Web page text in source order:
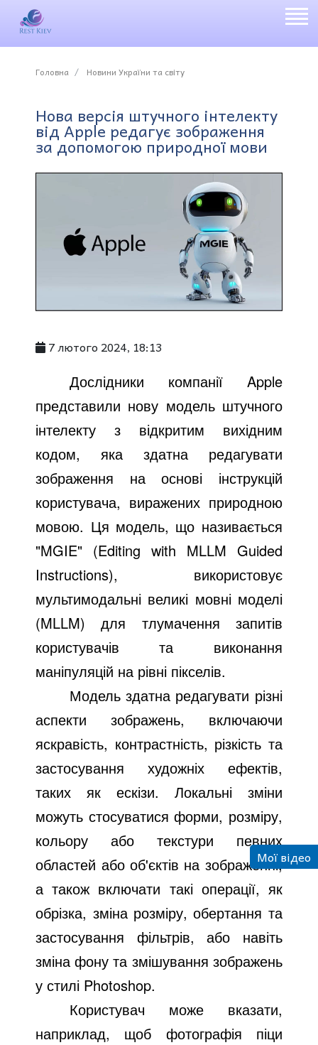
Головна Новини України та світу
Нова версія штучного інтелекту
від Apple редагує зображення
за допомогою природної мови
7 лютого 2024, 18:13
Дослідники компанії Apple
представили нову модель штучного
інтелекту з відкритим вихідним
кодом, яка здатна редагувати
зображення на основі інструкцій
користувача, виражених природною
мовою. Ця модель, що називається
"MGIE" (Editing with MLLM Guided
Instructions), використовує
мультимодальні великі мовні моделі
(MLLM) для тлумачення запитів
користувачів та виконання
маніпуляцій на рівні пікселів.
Модель здатна редагувати різні
аспекти зображень, включаючи
яскравість, контрастність, різкість та
застосування художніх ефектів,
таких як ескізи. Локальні зміни
можуть стосуватися форми, розміру,
кольору або текстури певних
областей або об'єктів на зображенні,
а також включати такі операції, як
обрізка, зміна розміру, обертання та
застосування фільтрів, або навіть
зміна фону та змішування зображень
у стилі Photoshop.
Користувач може вказати,
наприклад, щоб фотографія піци
Мої відео